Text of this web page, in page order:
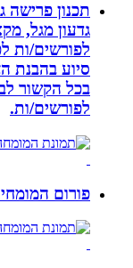
תכנון פרישה גדעון
גדעון מגל,
לפורשים/ות
סיוע בהבנת
בכל הקשור
לפורשים/ות.
פורום המומחים